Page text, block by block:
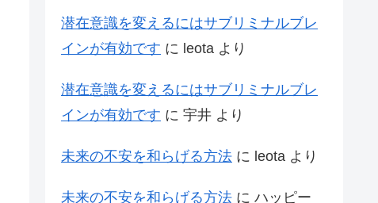
潜在意識を変えるにはサブリミナルブレ
インが有効です に leota より
潜在意識を変えるにはサブリミナルブレ
インが有効です に 宇井 より
未来の不安を和らげる方法 に leota より
未来の不安を和らげる方法 に ハッピー